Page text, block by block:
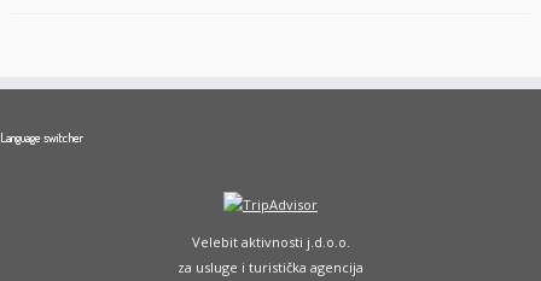
Language switcher
Velebit aktivnosti j.d.o.o.
za usluge i turistička agencija